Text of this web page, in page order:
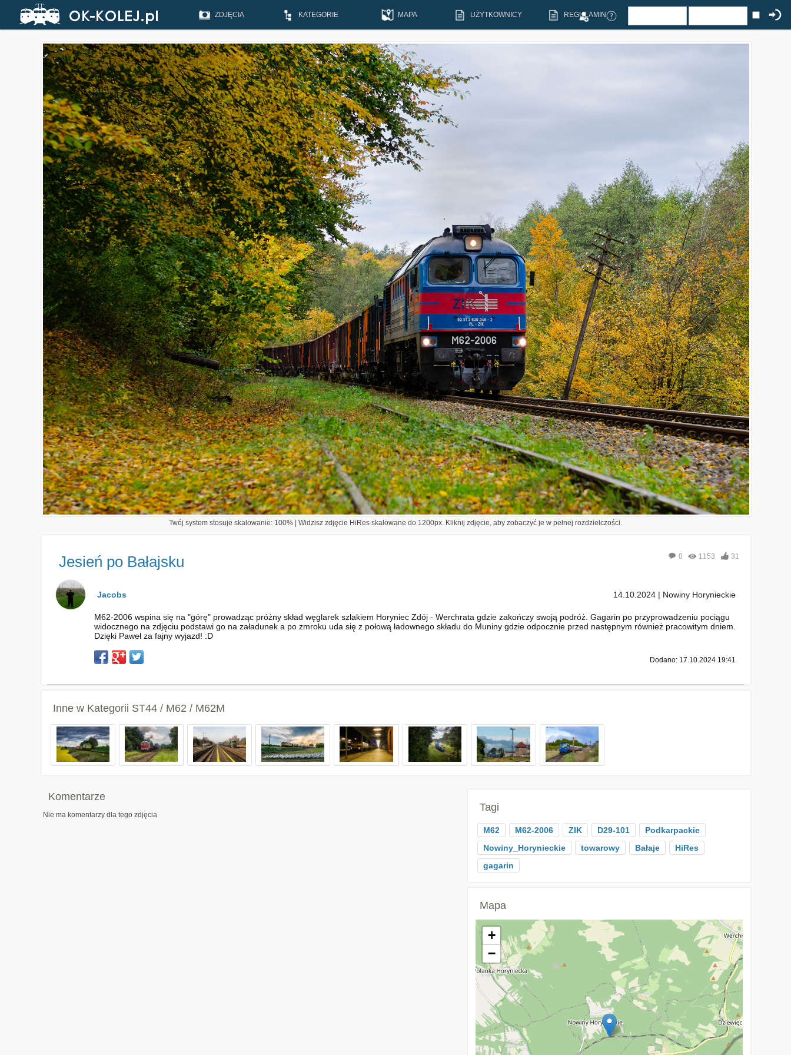
ZDJĘCIA KATEGORIE MAPA UŻYTKOWNICY REGULAMIN
Twój system stosuje skalowanie: 100% | Widzisz zdjęcie HiRes skalowane do 1200px. Kliknij zdjęcie, aby zobaczyć je w pełnej rozdzielczości.
Jesień po Bałajsku 0 1153 31
Jacobs 14.10.2024 | Nowiny Horynieckie
M62-2006 wspina się na "górę" prowadząc próżny skład węglarek szlakiem Horyniec Zdój - Werchrata gdzie zakończy swoją podróż. Gagarin po przyprowadzeniu pociągu
widocznego na zdjęciu podstawi go na załadunek a po zmroku uda się z połową ładownego składu do Muniny gdzie odpocznie przed następnym również pracowitym dniem.
Dzięki Paweł za fajny wyjazd! :D
Dodano: 17.10.2024 19:41
Inne w Kategorii ST44 / M62 / M62M
Komentarze
Nie ma komentarzy dla tego zdjęcia
Tagi
M62 M62-2006 ZIK D29-101
Podkarpackie
Nowiny_Horynieckie
towarowy Bałaje
HiRes
gagarin
Mapa
+
−